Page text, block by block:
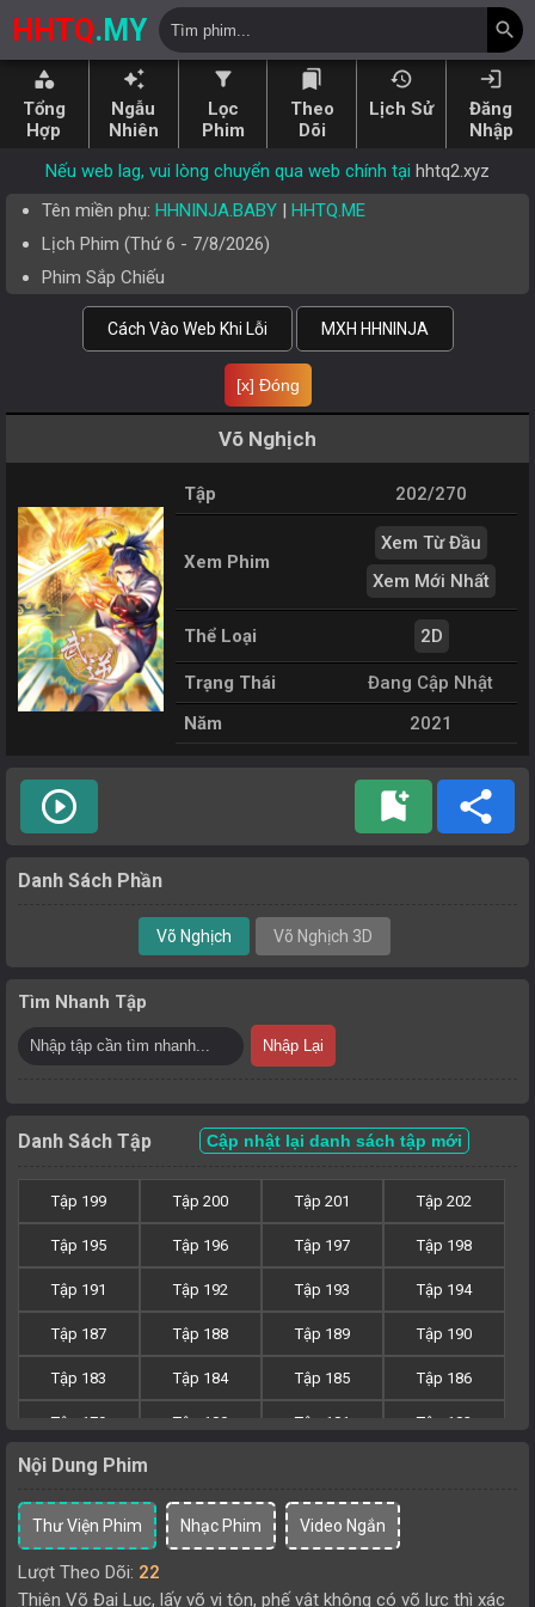
HHTQ.MY search
category
Tổng
Hợp
auto_awesome
Ngẫu
Nhiên
filter_alt
Lọc
Phim
bookmarks
Theo
Dõi
history
Lịch Sử
login
Đăng
Nhập
Nếu web lag, vui lòng chuyển qua web chính tại hhtq2.xyz
Tên miền phụ: HHNINJA.BABY | HHTQ.ME
Lịch Phim (Thứ 6 - 7/8/2026)
Phim Sắp Chiếu
Cách Vào Web Khi Lỗi MXH HHNINJA
[x] Đóng
Võ Nghịch
Tập 202/270
Xem Phim
Xem Từ Đầu
Xem Mới Nhất
Thể Loại 2D
Trạng Thái
Đang Cập Nhật
Năm
2021
play_circle_outline bookmark_add share
Danh Sách Phần
Võ Nghịch Võ Nghịch 3D
Tìm Nhanh Tập
Nhập Lại
Danh Sách Tập Cập nhật lại danh sách tập mới
Tập 202
Tập 201
Tập 200
Tập 199
Tập 198
Tập 197
Tập 196
Tập 195
Tập 194
Tập 193
Tập 192
Tập 191
Tập 190
Tập 189
Tập 188
Tập 187
Tập 186
Tập 185
Tập 184
Tập 183
Tập 182
Tập 181
Tập 180
Tập 179
Tập 175
Tập 169
Tập 168
Tập 167
Tập 166
Tập 165
Tập 164
Tập 163
Nội Dung Phim
Thư Viện Phim Nhạc Phim Video Ngắn
Lượt Theo Dõi: 22
Thiên Võ Đại Lục, lấy võ vi tôn, phế vật không có võ lực thì xác